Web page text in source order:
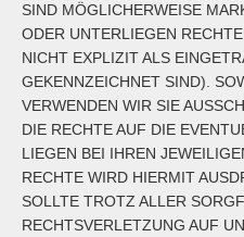
SIND MÖGLICHERWEISE
ODER UNTERLIEGEN
NICHT EXPLIZIT ALS
GEKENNZEICHNET SIND).
VERWENDEN WIR SIE
IE RECHTE AUF DIE
IEGEN BEI IHREN
ECHTE WIRD HIERMIT
OLLTE TROTZ ALLER
ECHTSVERLETZUNG AUF